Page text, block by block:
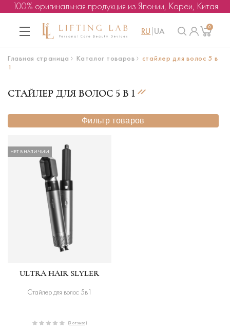
100% оригинальная продукция из Японии, Кореи, Китая
RU UA 0
Главная страница Каталог товаров
стайлер для волос 5 в
1
СТАЙЛЕР ДЛЯ ВОЛОС 5 В 1
Фильтр товаров
НЕТ В НАЛИЧИИ
ULTRA HAIR SLYLER
Стайлер для волос 5в1
(3 отзыва)